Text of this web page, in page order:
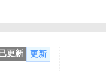
更新
更新